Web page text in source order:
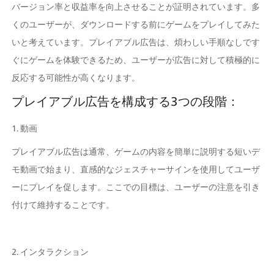
バージョン率と収益率を向上させることが証明されています。多
くのユーザーが、ダウンロードする前にゲームをプレイしてみた
いと考えています。プレイアブル広告は、煩わしい手順なしです
ぐにゲームを体験できるため、ユーザーが広告に対して積極的に
反応する可能性が高くなります。
プレイアブル広告を構成する3つの段階：
1. 動画
プレイアブル広告は通常、ゲームの内容を簡単に説明する短いデ
モ動画で始まり、直感的なジェスチャーサインを使用してユーザ
ーにプレイを促します。ここでの目標は、ユーザーの注意を引き
付けて維持することです。
2. インタラクション